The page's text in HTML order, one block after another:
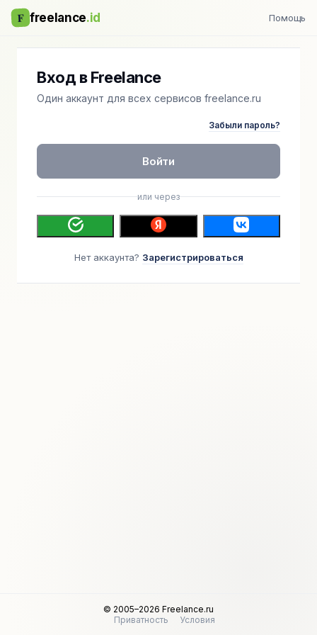
F freelance.id Помощь
Вход в Freelance
Один аккаунт для всех сервисов freelance.ru
Забыли пароль?
Войти
или через
Нет аккаунта? Зарегистрироваться
© 2005–2026 Freelance.ru
Приватность
Условия